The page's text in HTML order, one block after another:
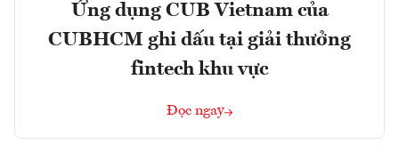
Ứng dụng CUB Vietnam của
CUBHCM ghi dấu tại giải thưởng
fintech khu vực
Đọc ngay